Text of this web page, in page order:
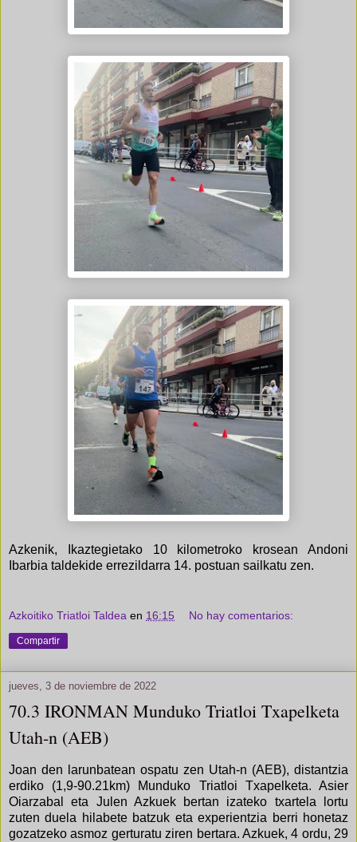
Azkenik, Ikaztegietako 10 kilometroko krosean Andoni
Ibarbia taldekide errezildarra 14. postuan sailkatu zen.
Azkoitiko Triatloi Taldea en 16:15 No hay comentarios:
Compartir
jueves, 3 de noviembre de 2022
70.3 IRONMAN Munduko Triatloi Txapelketa
Utah-n (AEB)
Joan den larunbatean ospatu zen Utah-n (AEB), distantzia
erdiko (1,9-90.21km) Munduko Triatloi Txapelketa. Asier
Oiarzabal eta Julen Azkuek bertan izateko txartela lortu
zuten duela hilabete batzuk eta experientzia berri honetaz
gozatzeko asmoz gerturatu ziren bertara. Azkuek, 4 ordu, 29